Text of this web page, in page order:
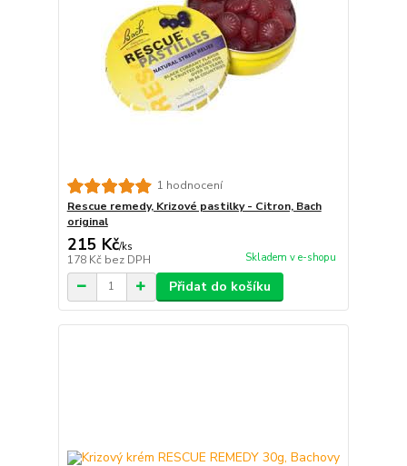
1 hodnocení
Rescue remedy, Krizové pastilky - Citron, Bach
original
215 Kč/ks
178 Kč bez DPH Skladem v e-shopu
Přidat do košíku